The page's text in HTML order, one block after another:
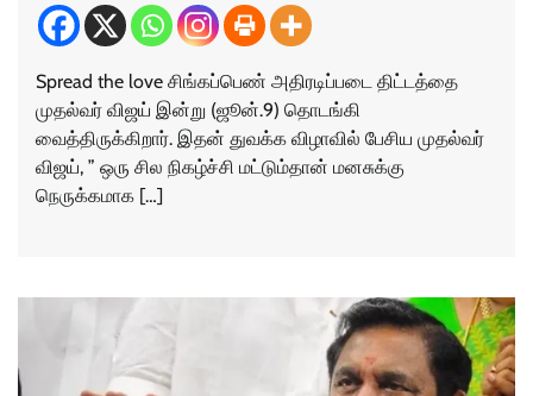
Spread the love சிங்கப்பெண் அதிரடிப்படை திட்டத்தை
முதல்வர் விஜய் இன்று (ஜூன்.9) தொடங்கி
வைத்திருக்கிறார். இதன் துவக்க விழாவில் பேசிய முதல்வர்
விஜய், ” ஒரு சில நிகழ்ச்சி மட்டும்தான் மனசுக்கு
நெருக்கமாக […]